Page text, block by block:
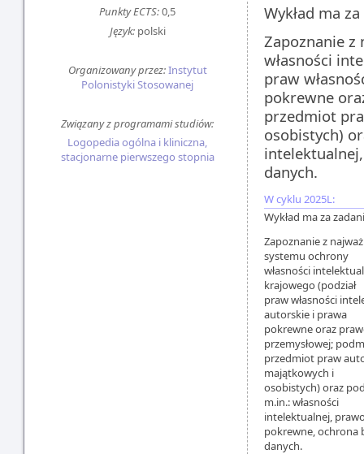
Punkty ECTS:0,5
Język:polski
Organizowany przez:Instytut
Polonistyki Stosowanej
Związany z programami studiów:
Logopedia ogólna i kliniczna,
stacjonarne pierwszego stopnia
Wykład ma
Zapoznanie
własności
praw
pokrewne
przedmiot
osobistych)
danych.
W cyklu 2025L:
Wykład ma za
Zapoznanie z
systemu ochrony
własności
krajowego (podział
praw własności
autorskie i prawa
pokrewne oraz
przemysłowej;
przedmiot praw
majątkowych i
osobistych) oraz
m.in.: własności
intelektualnej,
pokrewne, ochrona
danych.